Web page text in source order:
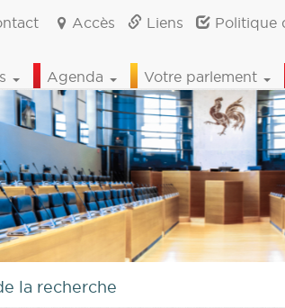
Accès Liens Politique
Agenda Votre parlement
la recherche